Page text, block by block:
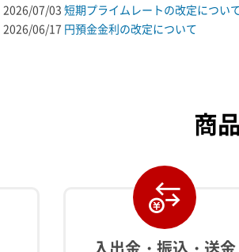
2026/07/03 短期プライムレートの改定につい
2026/06/17 円預金金利の改定について
商